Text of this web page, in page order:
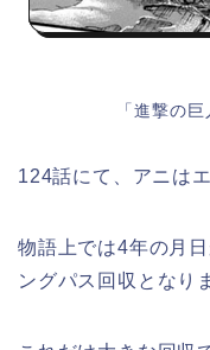
「進撃の
124話にて、アニは
物語上では4年の月
ングパス回収となり